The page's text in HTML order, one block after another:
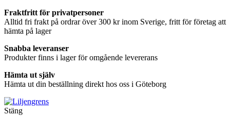
Fraktfritt för privatpersoner
Alltid fri frakt på ordrar över 300 kr inom Sverige, fritt för företag att
hämta på lager
Snabba leveranser
Produkter finns i lager för omgående levererans
Hämta ut själv
Hämta ut din beställning direkt hos oss i Göteborg
StängGå